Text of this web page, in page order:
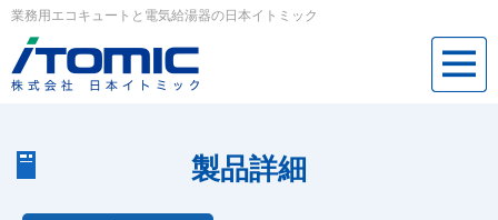
業務用エコキュートと電気給湯器の日本イトミック
製品詳細